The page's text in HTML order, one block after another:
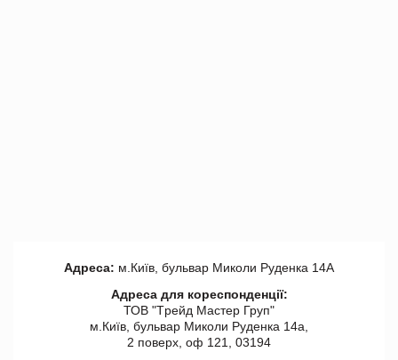
Адреса: м.Київ, бульвар Миколи Руденка 14А
Адреса для кореспонденції:
ТОВ "Tрейд Мастер Груп"
м.Київ, бульвар Миколи Руденка 14а,
2 поверх, оф 121, 03194